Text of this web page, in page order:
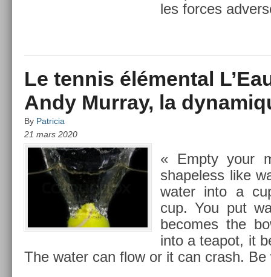
les for­ces
Le tennis élémental
Andy Murray, la
By Patricia
21 mars 2020
« Empty your
shapeless like
water into a
cup. You put
be­comes the
into a teapot, it
The water can flow or it can crash.